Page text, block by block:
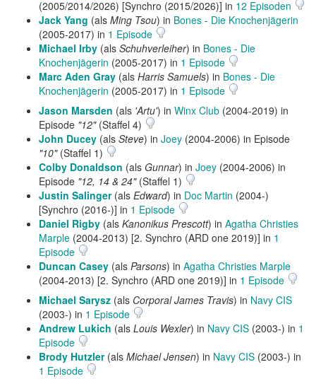
(2005/2014/2026) [Synchro (2015/2026)] in 12 Episoden
Jack Yang (als Ming Tsou) in Bones - Die Knochenjägerin
(2005-2017) in 1 Episode
Michael Irby (als Schuhverleiher) in Bones - Die
Knochenjägerin (2005-2017) in 1 Episode
Marc Aden Gray (als Harris Samuels) in Bones - Die
Knochenjägerin (2005-2017) in 1 Episode
Jason Marsden (als 'Artu') in Winx Club (2004-2019) in
Episode "12"(Staffel 4)
John Ducey (als Steve) in Joey (2004-2006) in Episode
"10"(Staffel 1)
Colby Donaldson (als Gunnar) in Joey (2004-2006) in
Episode "12, 14 & 24"(Staffel 1)
Justin Salinger(als Edward) in Doc Martin (2004-)
[Synchro (2016-)] in 1 Episode
Daniel Rigby (als Kanonikus Prescott) in Agatha Christies
Marple (2004-2013) [2. Synchro (ARD one 2019)] in 1
Episode
Duncan Casey (als Parsons) in Agatha Christies Marple
(2004-2013) [2. Synchro (ARD one 2019)] in 1 Episode
Michael Sarysz (als Corporal James Travis) in Navy CIS
(2003-) in 1 Episode
Andrew Lukich (als Louis Wexler) in Navy CIS (2003-) in 1
Episode
Brody Hutzler(als Michael Jensen) in Navy CIS (2003-) in
1 Episode